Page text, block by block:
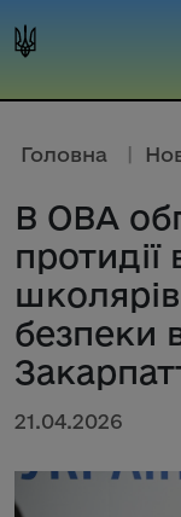
Головна |
В ОВА
безпеки
21.04.2026